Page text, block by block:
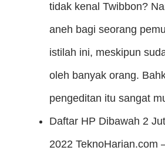
tidak kenal Twibbon?
aneh bagi seorang
istilah ini, meskipun
oleh banyak orang.
pengeditan itu sangat
Daftar HP Dibawah 2
2022 TeknoHarian.com